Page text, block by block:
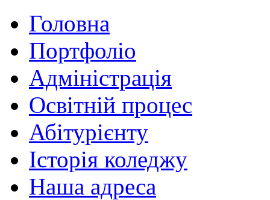
Головна
Портфоліо
Адміністрація
Освітній процес
Абітурієнту
Історія коледжу
Наша адреса